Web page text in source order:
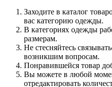
Заходите в каталог
вас категорию одежды.
В категориях одежды
размерам.
Не стесняйтесь
возникшим вопросам.
Понравившейся товар
Вы можете в любой
отредактировать